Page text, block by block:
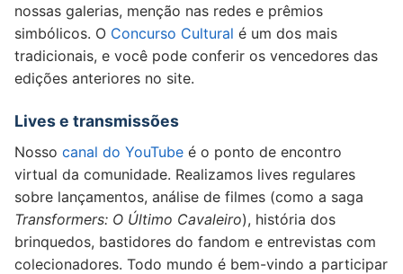
nossas galerias, menção nas redes e prêmios
simbólicos. O Concurso Cultural é um dos mais
tradicionais, e você pode conferir os vencedores das
edições anteriores no site.
Lives e transmissões
Nosso canal do YouTube é o ponto de encontro
virtual da comunidade. Realizamos lives regulares
sobre lançamentos, análise de filmes (como a saga
Transformers: O Último Cavaleiro), história dos
brinquedos, bastidores do fandom e entrevistas com
colecionadores. Todo mundo é bem-vindo a participar